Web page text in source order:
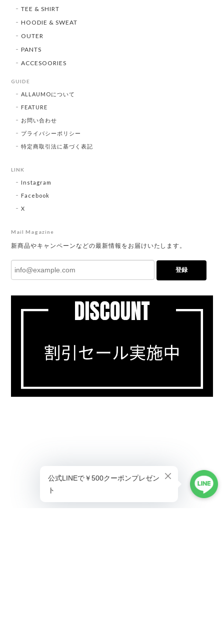
TEE & SHIRT
HOODIE & SWEAT
OUTER
PANTS
ACCESOORIES
GUIDE
ALLAUMOについて
FEATURE
お問い合わせ
プライバシーポリシー
特定商取引法に基づく表記
LINK
Instagram
Facebook
X
Mail Magazine
新商品やキャンペーンなどの最新情報をお届けいたします。
登録